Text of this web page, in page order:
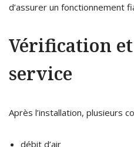
d’assurer un fonctionnement
Vérification
service
Après l’installation, plusieurs
débit d’air